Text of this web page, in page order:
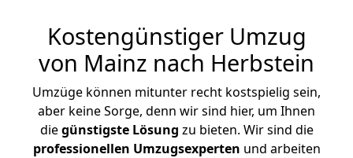
Kostengünstiger Umzug
von Mainz nach Herbstein
Umzüge können mitunter recht kostspielig sein,
aber keine Sorge, denn wir sind hier, um Ihnen
diegünstigste Lösung zu bieten. Wir sind die
professionellen Umzugsexperten und arbeiten